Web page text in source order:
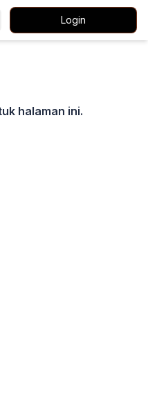
Login
halaman ini.